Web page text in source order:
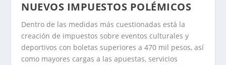
NUEVOS IMPUESTOS POLÉMICOS
Dentro de las medidas más cuestionadas está la
creación de impuestos sobre eventos culturales y
deportivos con boletas superiores a 470 mil pesos, así
como mayores cargas a las apuestas, servicios